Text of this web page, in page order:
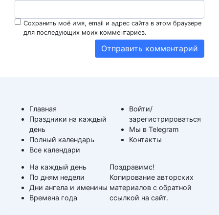
Сохранить моё имя, email и адрес сайта в этом браузере
для последующих моих комментариев.
Главная
Праздники на каждый
день
Полный календарь
Все календари
На каждый день
По дням недели
Дни ангела и именины
Времена года
Войти/
зарегистрироваться
Мы в Telegram
Контакты
Поздравимс!
Копирование авторских
материалов с обратной
ссылкой на сайт.